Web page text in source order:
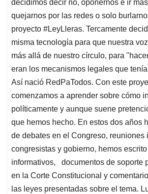
decidimos decir no, oponernos e ir
quejarnos por las redes o solo
proyecto #LeyLleras. Tercamente
misma tecnología para que nuestra
más allá de nuestro círculo, para
eran los mecanismos legales que
Así nació RedPaTodos. Con este
comenzamos a aprender sobre cómo
políticamente y aunque suene
que hemos hecho. En estos dos años
de debates en el Congreso, reuniones
congresistas y gobierno, hemos
informativos, documentos de soporte
en la Corte Constitucional y
las leyes presentadas sobre el tema.